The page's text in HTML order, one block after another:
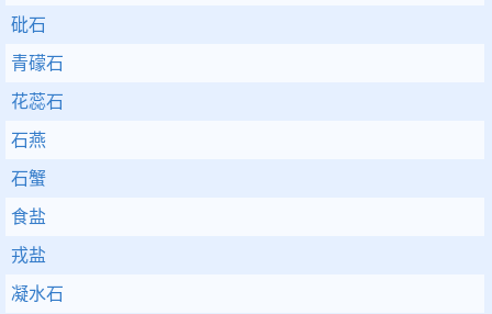
砒石
青礞石
花蕊石
石燕
石蟹
食盐
戎盐
凝水石